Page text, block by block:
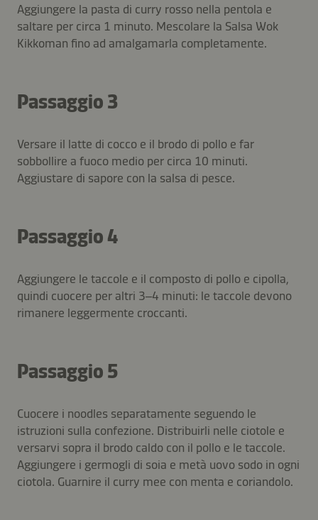
Aggiungere la pasta di curry rosso nella pentola e
saltare per circa 1 minuto. Mescolare la Salsa Wok
Kikkoman fino ad amalgamarla completamente.
Passaggio 3
Versare il latte di cocco e il brodo di pollo e far
sobbollire a fuoco medio per circa 10 minuti.
Aggiustare di sapore con la salsa di pesce.
Passaggio 4
Aggiungere le taccole e il composto di pollo e cipolla,
quindi cuocere per altri 3–4 minuti: le taccole devono
rimanere leggermente croccanti.
Passaggio 5
Cuocere i noodles separatamente seguendo le
istruzioni sulla confezione. Distribuirli nelle ciotole e
versarvi sopra il brodo caldo con il pollo e le taccole.
Aggiungere i germogli di soia e metà uovo sodo in ogni
ciotola. Guarnire il curry mee con menta e coriandolo.